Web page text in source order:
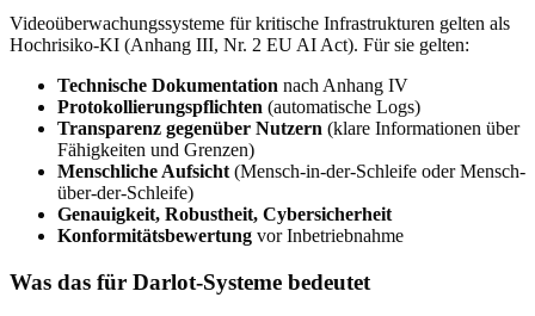
Videoüberwachungssysteme für kritische Infrastrukturen gelten als
Hochrisiko-KI (Anhang III, Nr. 2 EU AI Act). Für sie gelten:
Technische Dokumentation nach Anhang IV
Protokollierungspflichten (automatische Logs)
Transparenz gegenüber Nutzern (klare Informationen über
Fähigkeiten und Grenzen)
Menschliche Aufsicht (Mensch-in-der-Schleife oder Mensch-
über-der-Schleife)
Genauigkeit, Robustheit, Cybersicherheit
Konformitätsbewertung vor Inbetriebnahme
Was das für Darlot-Systeme bedeutet